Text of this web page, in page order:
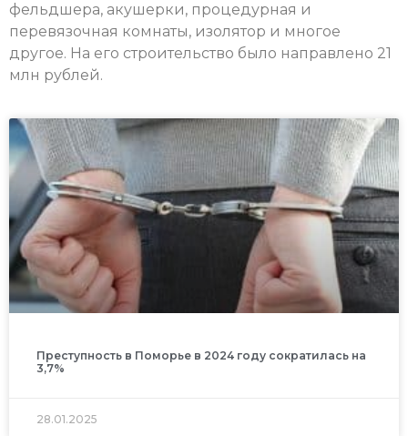
фельдшера, акушерки, процедурная и
перевязочная комнаты, изолятор и многое
другое. На его строительство было направлено 21
млн рублей.
Преступность в Поморье в 2024 году сократилась на
3,7%
28.01.2025